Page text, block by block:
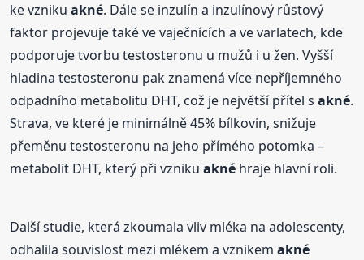
ke vznikuakné. Dále se inzulín a inzulínový růstový
faktor projevuje také ve vaječnících a ve varlatech, kde
podporuje tvorbu testosteronu u mužů i u žen. Vyšší
hladina testosteronu pak znamená více nepříjemného
odpadního metabolitu DHT, což je největší přítel sakné.
Strava, ve které je minimálně 45% bílkovin, snižuje
přeměnu testosteronu na jeho přímého potomka –
metabolit DHT, který při vznikuakné hraje hlavní roli.
Další studie, která zkoumala vliv mléka na adolescenty,
odhalila souvislost mezi mlékem a vznikemakné